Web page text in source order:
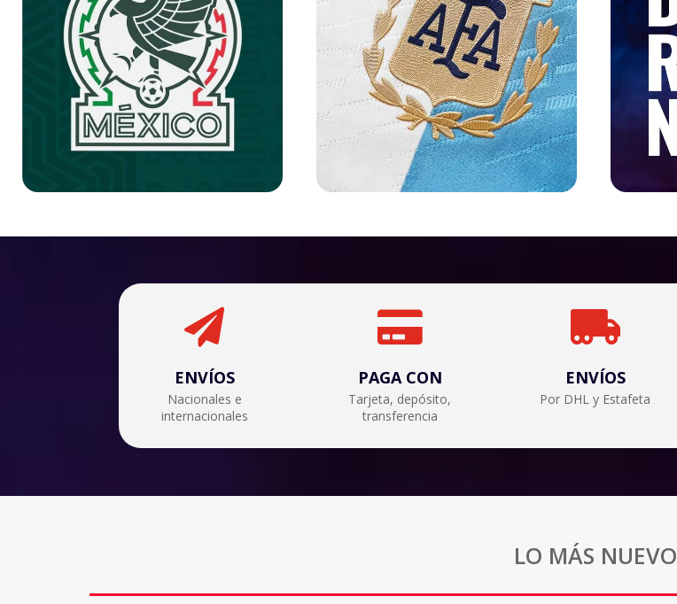

ENVÍOS
Nacionales e
internacionales

PAGA CON
Tarjeta, depósito,
transferencia

ENVÍOS
Por DHL y Estafeta
LO MÁS NUEVO